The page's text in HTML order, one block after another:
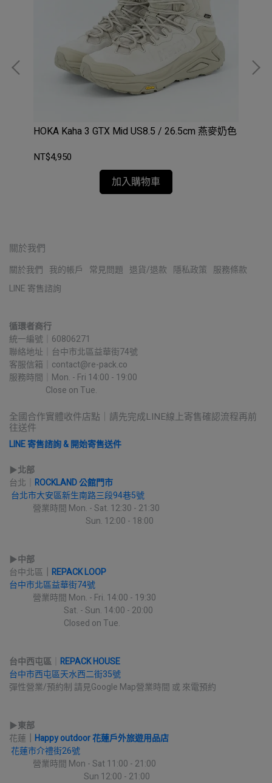
HOKA Kaha 3 GTX Mid US8.5 / 26.5cm 燕麥奶色
NT$4,950
加入購物車
關於我們
關於我們 我的帳戶 常見問題 退貨/退款 隱私政策 服務條款
LINE 寄售諮詢
循環者商行
統一編號｜60806271
聯絡地址｜台中市北區益華街74號
客服信箱｜contact@re-pack.co
服務時間｜Mon. - Fri 14:00 - 19:00
Close on Tue.
全國合作實體收件店點｜請先完成LINE線上寄售確認流程再前
往送件
LINE 寄售諮詢 & 開始寄售送件
▶︎北部
台北｜ ROCKLAND 公館門市
台北市大安區新生南路三段94巷5號
營業時間 Mon. - Sat. 12:30 - 21:30
Sun. 12:00 - 18:00
▶︎中部
台中北區
REPACK LOOP
台中市北區益華街74號
營業時間 Mon. - Fri. 14:00 - 19:30
Sat. - Sun. 14:00 - 20:00
Closed on Tue.
台中西屯區
REPACK HOUSE
台中市西屯區天水西二街35號
彈性營業/預約制 請見Google Map營業時間 或 來電預約
▶︎東部
花蓮
Happy outdoor 花蓮戶外旅遊用品店
花蓮市介禮街26號
營業時間 Mon - Sat 11:00 - 21:00
Sun 12:00 - 21:00